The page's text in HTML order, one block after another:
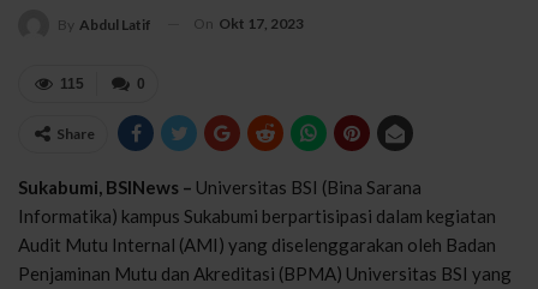
By Abdul Latif On Okt 17, 2023
0
115
Share
Sukabumi, BSINews – Universitas BSI (Bina Sarana
Informatika) kampus Sukabumi berpartisipasi dalam kegiatan
Audit Mutu Internal (AMI) yang diselenggarakan oleh Badan
Penjaminan Mutu dan Akreditasi (BPMA) Universitas BSI yang